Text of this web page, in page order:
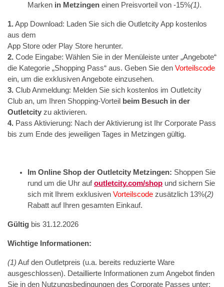
Marken in Metzingen einen Preisvorteil von -15%(1).
1.App Download: Laden Sie sich die Outletcity App kostenlos
aus dem
App Store oder Play Store herunter.
2. Code Eingabe: Wählen Sie in der Menüleiste unter „Angebote“
die Kategorie „Shopping Pass“ aus. Geben Sie den Vorteilscode
ein, um die exklusiven Angebote einzusehen.
3. Club Anmeldung: Melden Sie sich kostenlos im Outletcity
Club an, um Ihren Shopping-Vorteil
beim Besuch in der
Outletcity zu aktivieren.
4. Pass Aktivierung: Nach der Aktivierung ist Ihr Corporate Pass
bis zum Ende des jeweiligen Tages in Metzingen gültig.
Im Online Shop der Outletcity Metzingen: Shoppen Sie
rund um die Uhr aufoutletcity.com/shop und sichern Sie
sich mit Ihrem exklusiven Vorteilscode zusätzlich 13%(2)
Rabatt auf Ihren gesamten Einkauf.
Gültig bis 31.12.2026
Wichtige Informationen:
(1) Auf den Outletpreis (u.a. bereits reduzierte Ware
ausgeschlossen). Detaillierte Informationen zum Angebot finden
Sie in den Nutzungsbedingungen des Corporate Passes unter: